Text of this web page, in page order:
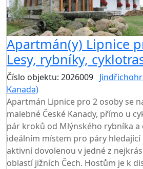
Apartmán(y) Lipnice
Lesy, rybníky,
Číslo objektu: 2026009
Kanada)
Apartmán Lipnice pro 2 osoby se
malebné České Kanady, přímo u
pár kroků od Mlýnského rybníka a
ideálním místem pro páry
aktivní dovolenou v jedné z
oblastí jižních Čech. Hostům je k